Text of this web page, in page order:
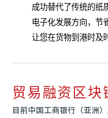
成功替代了传统的纸
电子化发展方向，节
让您在货物到港时及
贸易融资区块
目前中国工商银行（亚洲